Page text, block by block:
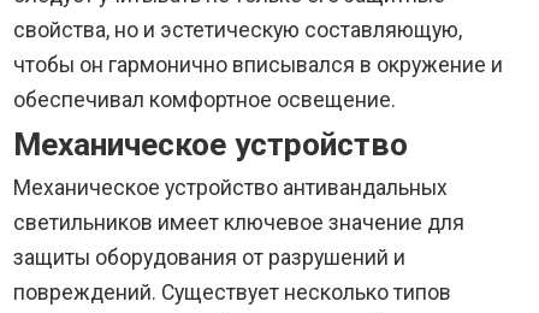
свойства, но и эстетическую составляющую,
чтобы он гармонично вписывался в окружение и
обеспечивал комфортное освещение.
Механическое устройство
Механическое устройство антивандальных
светильников имеет ключевое значение для
защиты оборудования от разрушений и
повреждений. Существует несколько типов